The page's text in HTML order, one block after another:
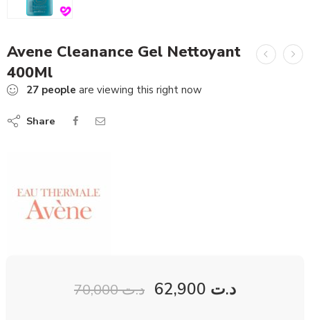
Avene Cleanance Gel Nettoyant
400Ml
27 people are viewing this right now
Share
د.ت70,000 د.ت